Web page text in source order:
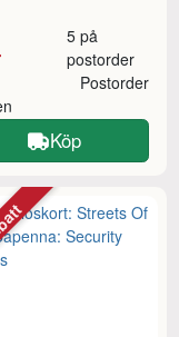
5 på
postorder
Postorder
Köp